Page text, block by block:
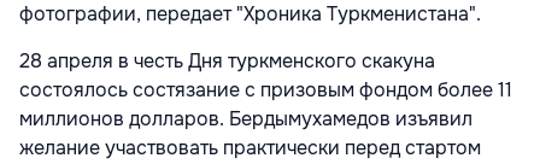
фотографии, передает "Хроника Туркменистана".
28 апреля в честь Дня туркменского скакуна
состоялось состязание с призовым фондом более 11
миллионов долларов. Бердымухамедов изъявил
желание участвовать практически перед стартом